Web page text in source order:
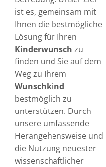
ist es, gemeinsam mit
Ihnen die bestmögliche
Lösung für Ihren
Kinderwunsch zu
finden und Sie auf dem
Weg zu Ihrem
Wunschkind
bestmöglich zu
unterstützen. Durch
unsere umfassende
Herangehensweise und
die Nutzung neuester
wissenschaftlicher